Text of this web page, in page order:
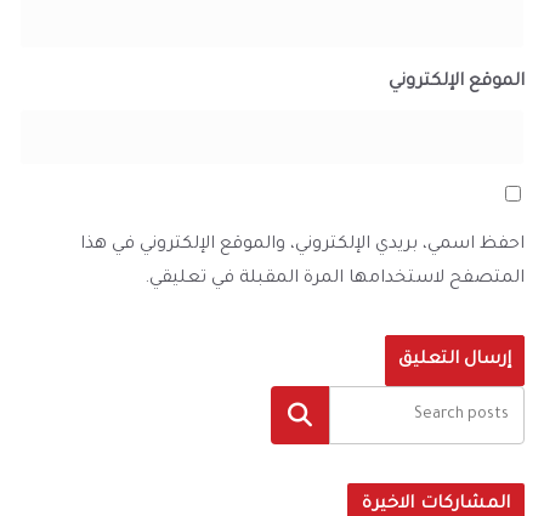
الموقع الإلكتروني
احفظ اسمي، بريدي الإلكتروني، والموقع الإلكتروني في هذا
المتصفح لاستخدامها المرة المقبلة في تعليقي.
البحث
المشاركات الاخيرة